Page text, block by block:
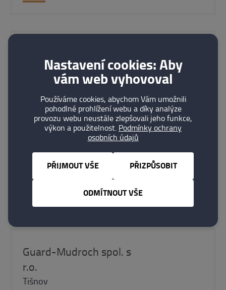
Praha 5
DETAIL
FEST TECH s.r.o.
Praha 9 - Čakovice
Guard-Mudroch spol. s
r.o.
Tišnov
Nastavení cookies: Aby
vám web vyhovoval
Používáme cookies, abychom Vám umožnili
pohodlné prohlížení webu a díky analýze
provozu webu neustále zlepšovali jeho funkce,
výkon a použitelnost.Podmínky ochrany
osobních údajů
PŘIZPŮSOBIT
ODMÍTNOUT VŠE
PŘIJMOUT VŠE